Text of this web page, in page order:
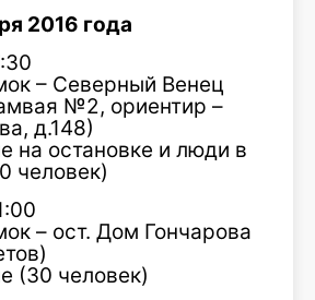
2016 года
– Северный Венец
№2, ориентир –
д.148)
на остановке и люди в
человек)
– ост. Дом Гончарова
(30 человек)